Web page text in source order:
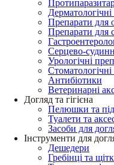
Препарати для
Препарати для
Серцево-
Урологічні
Стоматологічні
Антибіотики
Ветеринарні
Догляд та гігієна
Пелюшки та
Туалети та
Засоби для
Інструменти для
Дешедери
Гребінці та